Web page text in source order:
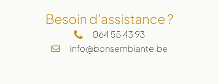
Besoin d'assistance ?
064 55 43 93
info@bonsembiante.be